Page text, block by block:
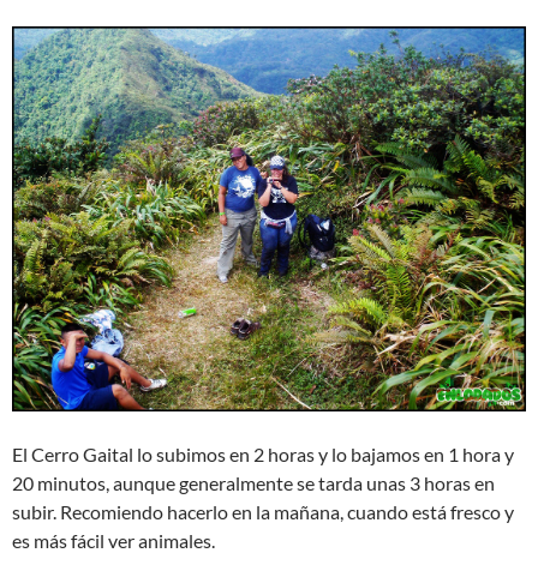
El Cerro Gaital lo subimos en 2 horas y lo bajamos en 1 hora y
20 minutos, aunque generalmente se tarda unas 3 horas en
subir. Recomiendo hacerlo en la mañana, cuando está fresco y
es más fácil ver animales.